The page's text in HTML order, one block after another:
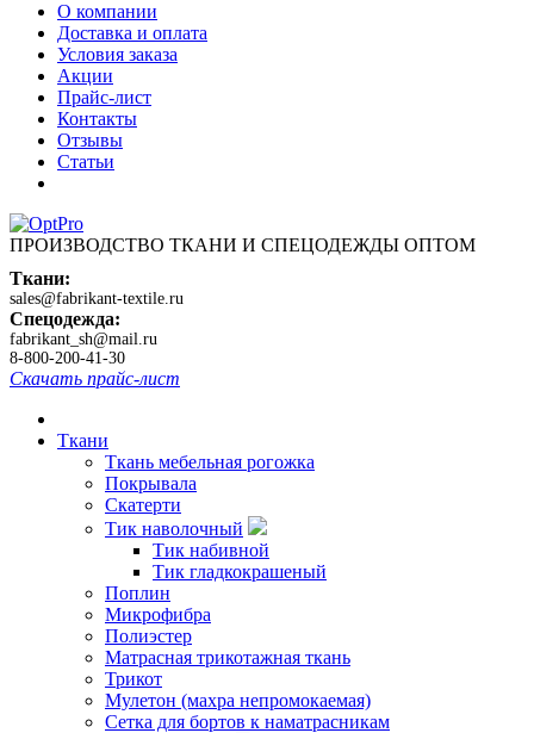
О компании
Доставка и оплата
Условия заказа
Акции
Прайс-лист
Контакты
Отзывы
Статьи
ПРОИЗВОДСТВО ТКАНИ И СПЕЦОДЕЖДЫ ОПТОМ
Ткани:
sales@fabrikant-textile.ru
Спецодежда:
fabrikant_sh@mail.ru
8-800-200-41-30
Скачать прайс-лист
Ткани
Ткань мебельная рогожка
Покрывала
Скатерти
Тик наволочный
Тик набивной
Тик гладкокрашеный
Поплин
Микрофибра
Полиэстер
Матрасная трикотажная ткань
Трикот
Мулетон (махра непромокаемая)
Сетка для бортов к наматрасникам